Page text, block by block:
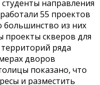
направления
55 проектов
из них
проекты скверов для
ряда
дворов
показано, что
и разместить